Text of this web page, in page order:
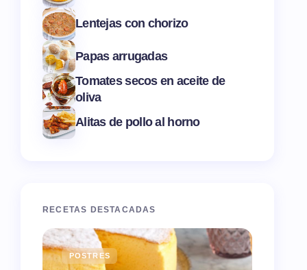
Lentejas con chorizo
Papas arrugadas
Tomates secos en aceite de
oliva
Alitas de pollo al horno
RECETAS DESTACADAS
POSTRES